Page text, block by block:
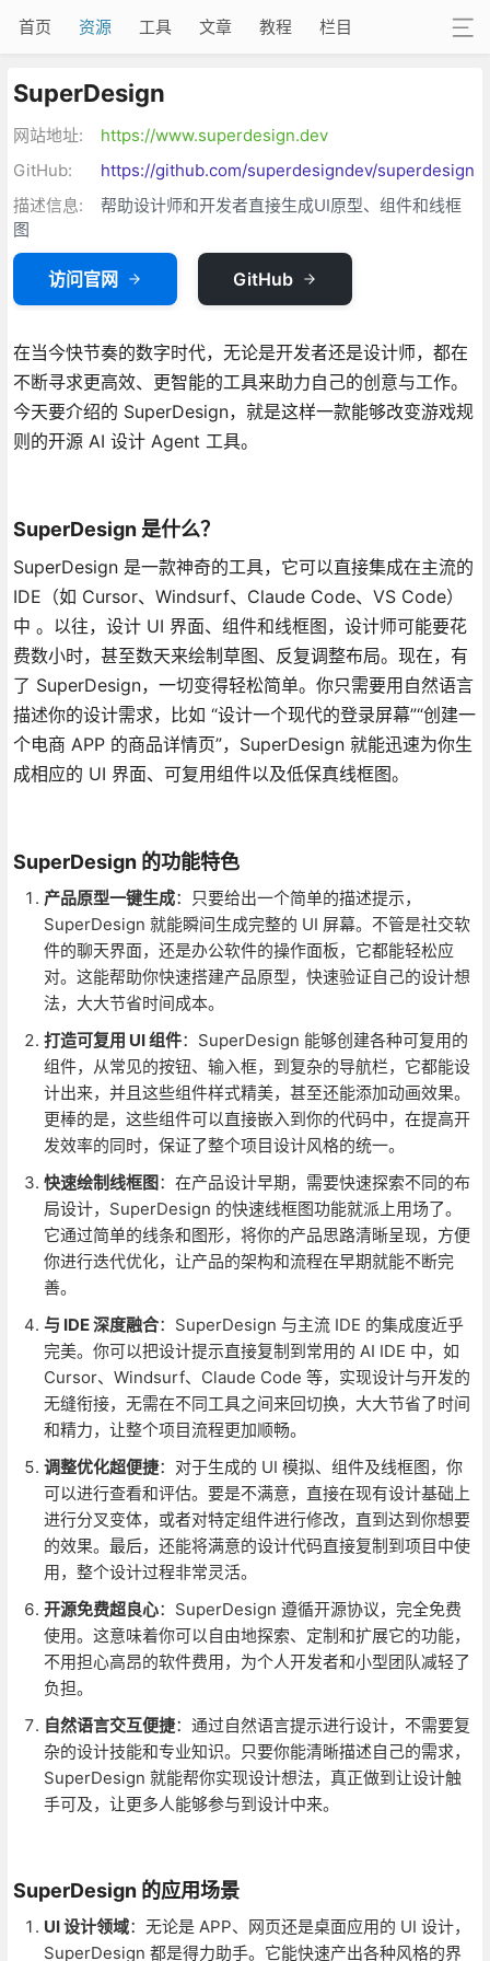
首页 资源 工具 文章 教程 栏目
SuperDesign
网站地址:
https://www.superdesign.dev
GitHub:
https://github.com/superdesigndev/superdesign
描述信息:
帮助设计师和开发者直接生成UI原型、组件和线框
图
访问官网 GitHub
在当今快节奏的数字时代，无论是开发者还是设计师，都在
不断寻求更高效、更智能的工具来助力自己的创意与工作。
今天要介绍的 SuperDesign，就是这样一款能够改变游戏规
则的开源 AI 设计 Agent 工具。
SuperDesign 是什么？
SuperDesign 是一款神奇的工具，它可以直接集成在主流的
IDE（如 Cursor、Windsurf、Claude Code、VS Code）
中 。以往，设计 UI 界面、组件和线框图，设计师可能要花
费数小时，甚至数天来绘制草图、反复调整布局。现在，有
了 SuperDesign，一切变得轻松简单。你只需要用自然语言
描述你的设计需求，比如 “设计一个现代的登录屏幕”“创建一
个电商 APP 的商品详情页”，SuperDesign 就能迅速为你生
成相应的 UI 界面、可复用组件以及低保真线框图。
SuperDesign 的功能特色
产品原型一键生成：只要给出一个简单的描述提示，
SuperDesign 就能瞬间生成完整的 UI 屏幕。不管是社交软
件的聊天界面，还是办公软件的操作面板，它都能轻松应
对。这能帮助你快速搭建产品原型，快速验证自己的设计想
法，大大节省时间成本。
打造可复用 UI 组件：SuperDesign 能够创建各种可复用的
组件，从常见的按钮、输入框，到复杂的导航栏，它都能设
计出来，并且这些组件样式精美，甚至还能添加动画效果。
更棒的是，这些组件可以直接嵌入到你的代码中，在提高开
发效率的同时，保证了整个项目设计风格的统一。
快速绘制线框图：在产品设计早期，需要快速探索不同的布
局设计，SuperDesign 的快速线框图功能就派上用场了。
它通过简单的线条和图形，将你的产品思路清晰呈现，方便
你进行迭代优化，让产品的架构和流程在早期就能不断完
善。
与 IDE 深度融合：SuperDesign 与主流 IDE 的集成度近乎
完美。你可以把设计提示直接复制到常用的 AI IDE 中，如
Cursor、Windsurf、Claude Code 等，实现设计与开发的
无缝衔接，无需在不同工具之间来回切换，大大节省了时间
和精力，让整个项目流程更加顺畅。
调整优化超便捷：对于生成的 UI 模拟、组件及线框图，你
可以进行查看和评估。要是不满意，直接在现有设计基础上
进行分叉变体，或者对特定组件进行修改，直到达到你想要
的效果。最后，还能将满意的设计代码直接复制到项目中使
用，整个设计过程非常灵活。
开源免费超良心：SuperDesign 遵循开源协议，完全免费
使用。这意味着你可以自由地探索、定制和扩展它的功能，
不用担心高昂的软件费用，为个人开发者和小型团队减轻了
负担。
自然语言交互便捷：通过自然语言提示进行设计，不需要复
杂的设计技能和专业知识。只要你能清晰描述自己的需求，
SuperDesign 就能帮你实现设计想法，真正做到让设计触
手可及，让更多人能够参与到设计中来。
SuperDesign 的应用场景
UI 设计领域：无论是 APP、网页还是桌面应用的 UI 设计，
SuperDesign 都是得力助手。它能快速产出各种风格的界